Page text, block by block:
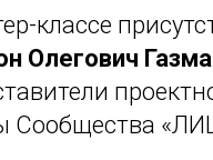
классе
Олегович
Сообщества